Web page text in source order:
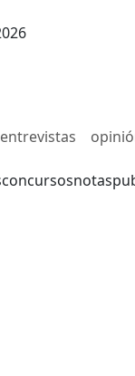
entrevistas
concursosnotas